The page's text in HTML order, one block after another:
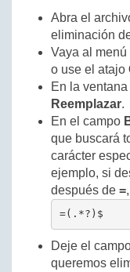
Abra el
eliminación
Vaya al menú
o use el atajo
En la
Reemplazar.
En el campo
que buscará
carácter
ejemplo, si
después de =
=(.*?)$
Deje el
queremos